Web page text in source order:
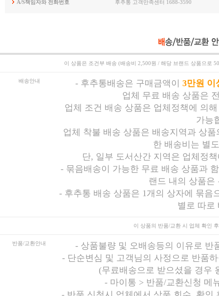
A/S책임자와 전화번호
후추통 고객만족센터 1688-3590
이 상품은 조건부 배송 (배송비 2,500원 / 해당 브랜드 상품으로
배송안내 - 후추통배송은 구매금액이
3만원 이
업체 무료 배송 상품은
업체 조건 배송 상품은 업체정책에 의
가능
업체 착불 배송 상품은 배송지역과 상
한 배송비는 별
단, 일부 도서산간 지역은 업체정
- 묶음배송이 가능한 무료 배송 상품과
랜드 내의 상품은
- 후추통 배송 상품은 1개의 상자에 묶음
별로 따로
이 상품의 반품/교환 시 업체 확인
반품/교환안내 - 상품불량 및 오배송등의 이유로 반
- 단순변심 및 고객님의 사정으로 반품
(무료배송으로 받으셨을 경우
- 마이통 > 반품/교환신청 메